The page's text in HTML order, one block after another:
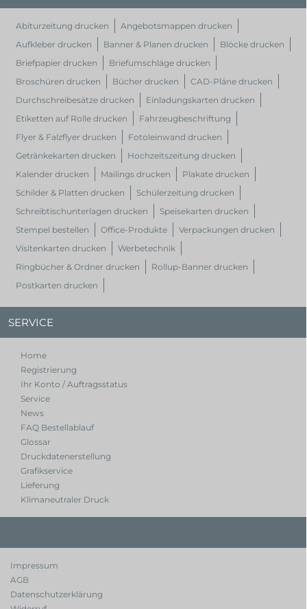
Abiturzeitung drucken
Angebotsmappen drucken
Aufkleber drucken
Banner & Planen drucken
Blöcke drucken
Briefpapier drucken
Briefumschläge drucken
Broschüren drucken
Bücher drucken
CAD-Pläne drucken
Durchschreibesätze drucken
Einladungskarten drucken
Etiketten auf Rolle drucken
Fahrzeugbeschriftung
Flyer & Falzflyer drucken
Fotoleinwand drucken
Getränkekarten drucken
Hochzeitszeitung drucken
Kalender drucken
Mailings drucken
Plakate drucken
Schilder & Platten drucken
Schülerzeitung drucken
Schreibtischunterlagen drucken
Speisekarten drucken
Stempel bestellen
Office-Produkte
Verpackungen drucken
Visitenkarten drucken
Werbetechnik
Ringbücher & Ordner drucken
Rollup-Banner drucken
Postkarten drucken
SERVICE
Home
Registrierung
Ihr Konto / Auftragsstatus
Service
News
FAQ Bestellablauf
Glossar
Druckdatenerstellung
Grafikservice
Lieferung
Klimaneutraler Druck
Impressum
AGB
Datenschutzerklärung